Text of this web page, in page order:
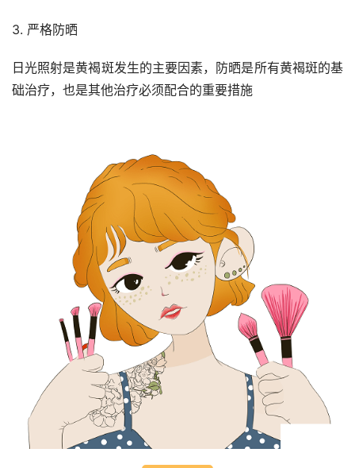
3. 严格防晒
日光照射是黄褐斑发生的主要因素，防晒是所有黄褐斑的基
础治疗，也是其他治疗必须配合的重要措施